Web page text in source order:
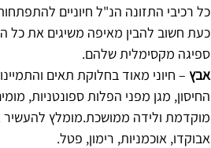
כל רכיבי התזונה הנ"ל חיוניים
כעת חשוב להבין מאיפה משיגים את כל
ספיגה מקסימלית שלהם.
אבץ – חיוני מאוד בחלוקת תאים
החיסון, מגן מפני הפלות ספונטניות,
מוקדמת ולידה ממושכת.מומלץ להעשיר
אבוקדו, אוכמניות, רימון, פטל.